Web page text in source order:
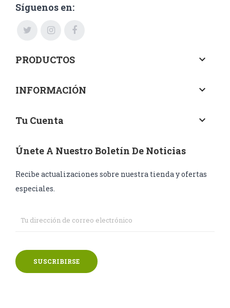
Síguenos en:
PRODUCTOS keyboard_arrow_down
INFORMACIÓN keyboard_arrow_down
Tu Cuenta keyboard_arrow_down
Únete A Nuestro Boletín De Noticias
Recibe actualizaciones sobre nuestra tienda y ofertas
especiales.
SUSCRIBIRSE